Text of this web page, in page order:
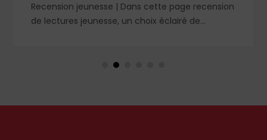
Recension jeunesse | Dans cette page recension
de lectures jeunesse, un choix éclairé de